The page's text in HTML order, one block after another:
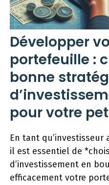
Développer
portefeuille :
bonne
pour votre
En tant
il est essentiel de
d’investissement en
efficacement votre